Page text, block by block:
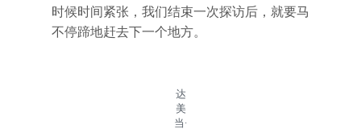
时候时间紧张，我们结束一次探访后，就要马
不停蹄地赶去下一个地方。
达
美
当·